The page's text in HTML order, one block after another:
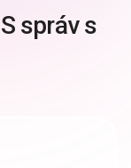
správ s